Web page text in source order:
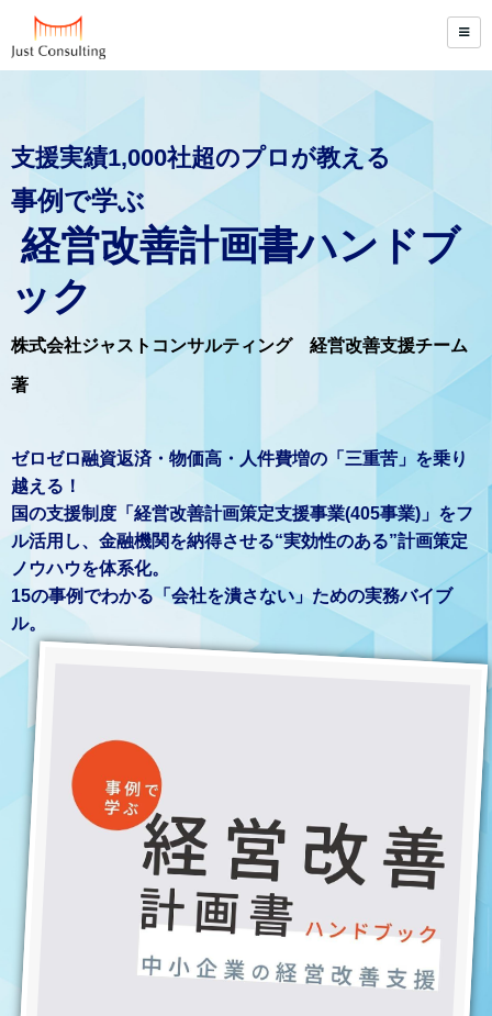
支援実績1,000社超のプロが教える
事例で学ぶ
経営改善計画書ハンドブ
ック
株式会社ジャストコンサルティング 経営改善支援チーム
著
ゼロゼロ融資返済・物価高・人件費増の「三重苦」を乗り
越える！
国の支援制度「経営改善計画策定支援事業(405事業)」をフ
ル活用し、金融機関を納得させる“実効性のある”計画策定
ノウハウを体系化。
15の事例でわかる「会社を潰さない」ための実務バイブ
ル。